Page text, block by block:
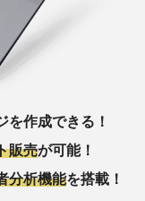
を作成できる！
販売が可能！
分析機能を搭載！